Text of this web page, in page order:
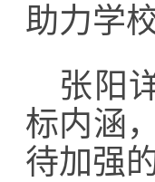
助力学
张阳
标内涵
待加强